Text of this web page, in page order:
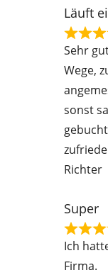
o
f
Läuft
R
d
5
o
f
Sehr
Wege,
sonst
Richter
Super
R
Ich
Firma.